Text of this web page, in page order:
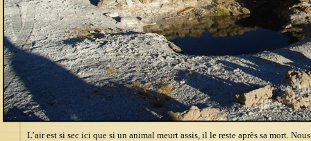
L’air est si sec ici que si un animal meurt assis, il le reste après sa mort.